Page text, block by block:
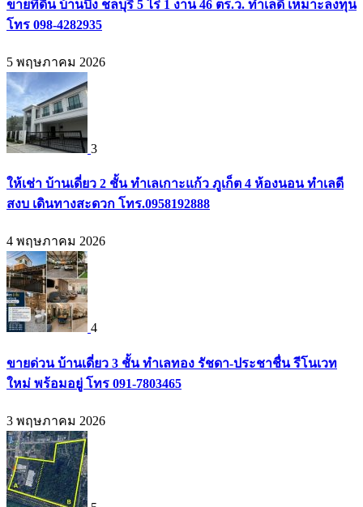
ขายที่ดิน บ้านบึง ชลบุรี 5 ไร่ 1 งาน 46 ตร.ว. ทำเลดี เหมาะลงทุน
โทร 098-4282935
5 พฤษภาคม 2026
3
ให้เช่า บ้านเดี่ยว 2 ชั้น ทำเลเกาะแก้ว ภูเก็ต 4 ห้องนอน ทำเลดี
สงบ เดินทางสะดวก โทร.0958192888
4 พฤษภาคม 2026
4
ขายด่วน บ้านเดี่ยว 3 ชั้น ทำเลทอง รัชดา-ประชาชื่น รีโนเวท
ใหม่ พร้อมอยู่ โทร 091-7803465
3 พฤษภาคม 2026